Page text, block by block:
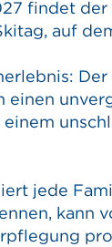
findet der
auf
einen
jede
kann